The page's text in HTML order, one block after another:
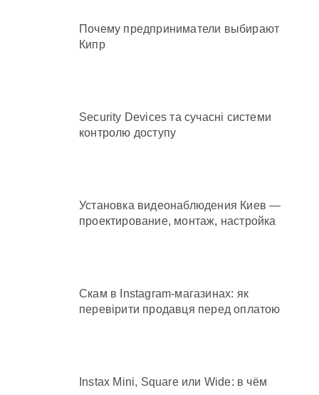
Почему предприниматели выбирают
Кипр
Security Devices та сучасні системи
контролю доступу
Установка видеонаблюдения Киев —
проектирование, монтаж, настройка
Скам в Instagram-магазинах: як
перевірити продавця перед оплатою
Instax Mini, Square или Wide: в чём